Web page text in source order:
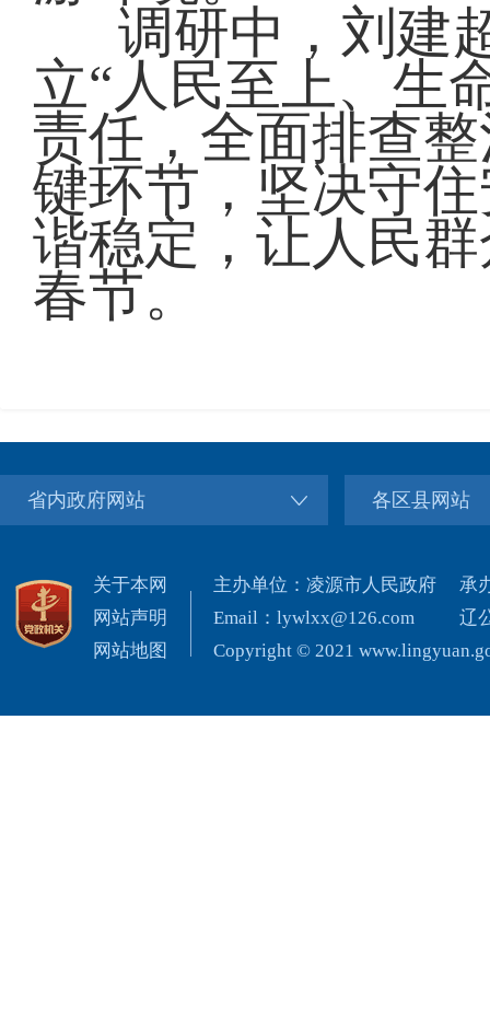
调研中，刘建
立“人民至上、生
责任，全面排查
键环节，坚决守
谐稳定，让人民
春节。
省内政府网站 各区县网站
关于本网
网站声明
网站地图
主办单位：凌源市人民政府
Email：lywlxx@126.com
Copyright © 2021
承
辽